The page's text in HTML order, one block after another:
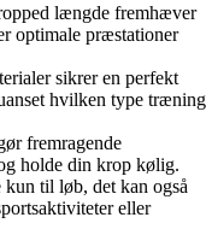
længde fremhæver
optimale præstationer
sikrer en perfekt
hvilken type træning
fremragende
holde din krop kølig.
til løb, det kan også
eller